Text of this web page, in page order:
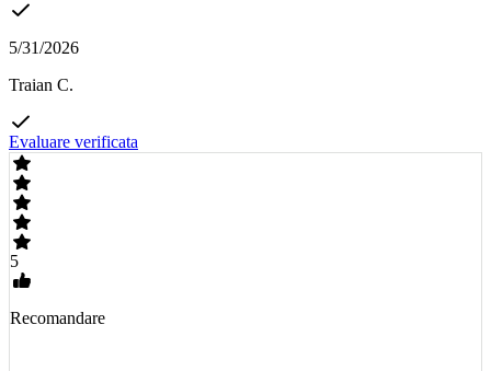
5/31/2026
Traian C.
Evaluare verificata
5
Recomandare